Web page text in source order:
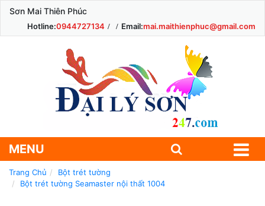
Sơn Mai Thiên Phúc
Hotline:0944727134 Email:mai.maithienphuc@gmail.com
MENU
Trang Chủ
Bột trét tường
Bột trét tường Seamaster nội thất 1004